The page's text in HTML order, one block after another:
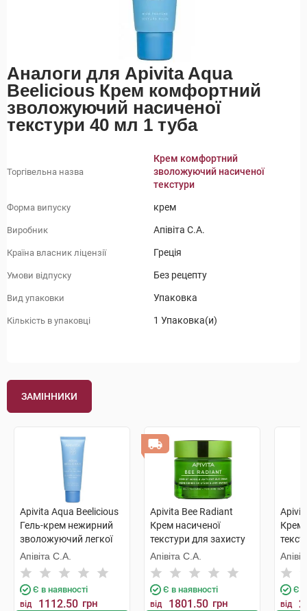
Аналоги для Apivita Aqua
Beelicious Крем комфортний
зволожуючий насиченої
текстури 40 мл 1 туба
Торгівельна назва
Крем комфортний
зволожуючий насиченої
текстури
Форма випуску крем
Виробник Апівіта С.А.
Країна власник ліцензії Греція
Умови відпуску Без рецепту
Вид упаковки Упаковка
Кількість в упаковці 1 Упаковка(и)
ЗАМІННИКИ
Apivita Aqua Beelicious
Гель-крем нежирний
зволожуючий легкої
текстури 40 мл 1 туба
Апівіта С.А.
Є в наявності
від 1112.50 грн
Apivita Bee Radiant
Крем насиченої
текстури для захисту
від ознак старіння та
слідів втоми 50 мл 1
банка
Апівіта С.А.
Є в наявності
від 1801.50 грн
Крем-
зі
банка
Є в
від